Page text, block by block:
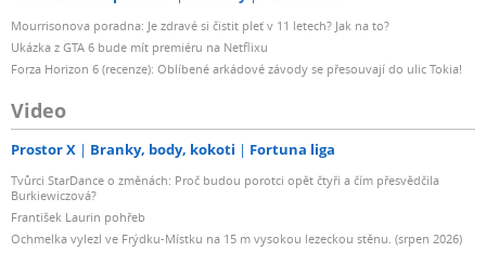
Mourrisonova poradna: Je zdravé si čistit pleť v 11 letech? Jak na to?
Ukázka z GTA 6 bude mít premiéru na Netflixu
Forza Horizon 6 (recenze): Oblíbené arkádové závody se přesouvají do ulic Tokia!
Video
Prostor X Branky, body, kokoti Fortuna liga
Tvůrci StarDance o změnách: Proč budou porotci opět čtyři a čím přesvědčila
Burkiewiczová?
František Laurin pohřeb
Ochmelka vylezl ve Frýdku-Místku na 15 m vysokou lezeckou stěnu. (srpen 2026)